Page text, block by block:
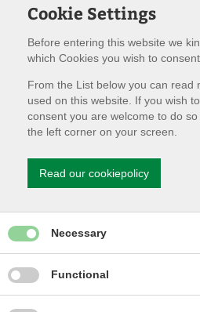
Med ejerstrategien
fastsætter
fællesskabet rammer og retning for
Vestsjællands Brandvæsen.
Ejerstrategien er gældende frem til
Cookie Settings
Before entering this website we
which Cookies you wish to consent
From the List below you can read
used on this website. If you wish
consent you are welcome to do
the left corner on your screen.
Read our cookiepolicy
Necessary
Give permission for Necessary
Functional
Give permission for Functionality